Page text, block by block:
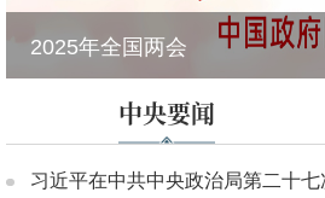
全国两会
中央要闻